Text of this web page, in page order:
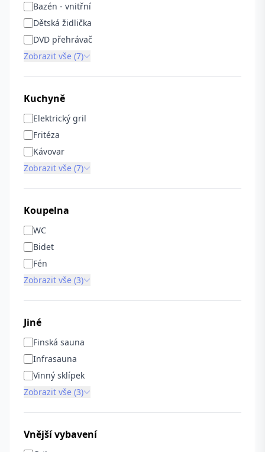
Bazén - vnitřní
Dětská židlička
DVD přehrávač
Zobrazit vše (7)
Kuchyně
Elektrický gril
Fritéza
Kávovar
Zobrazit vše (7)
Koupelna
WC
Bidet
Fén
Zobrazit vše (3)
Jiné
Finská sauna
Infrasauna
Vinný sklípek
Zobrazit vše (3)
Vnější vybavení